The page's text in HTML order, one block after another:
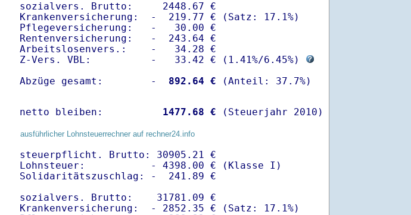
sozialvers. Brutto:     2448.67 €
Krankenversicherung:  -  219.77 € (Satz: 17.1%)
Pflegeversicherung:   -   30.00 €
Rentenversicherung:   -  243.64 €
Arbeitslosenvers.:    -   34.28 €
Z-Vers. VBL:          -   33.42 € ( 1.41%/6.45%)
Abzüge gesamt:        -
  892.64 €
netto bleiben: 1477.68 € (Steuerjahr 2010)
ausführlicher Lohnsteuerrechner auf rechner24.info
steuerpflicht. Brutto: 30905.21 €
Lohnsteuer:           - 4398.00 € (Klasse I)
Solidaritätszuschlag: -  241.89 €
sozialvers. Brutto:    31781.09 €
Krankenversicherung:  - 2852.35 € (Satz: 17.1%)